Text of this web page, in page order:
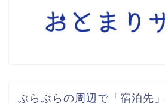
ぶらぶらの周辺で「宿泊先